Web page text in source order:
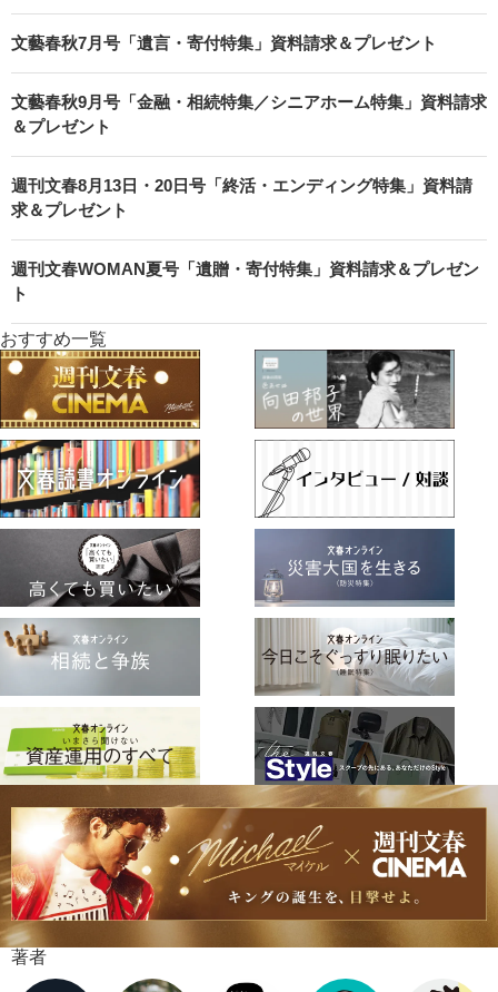
文藝春秋7月号「遺言・寄付特集」資料請求＆プレゼント
文藝春秋9月号「金融・相続特集／シニアホーム特集」資料請求
＆プレゼント
週刊文春8月13日・20日号「終活・エンディング特集」資料請
求＆プレゼント
週刊文春WOMAN夏号「遺贈・寄付特集」資料請求＆プレゼン
ト
おすすめ一覧
著者